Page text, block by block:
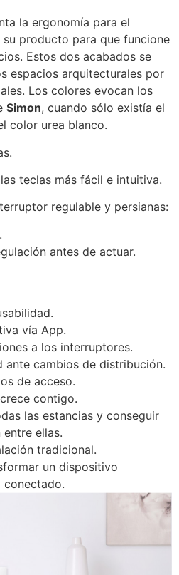
la ergonomía para el
producto para que funcione
Estos dos acabados se
espacios arquitecturales por
Los colores evocan los
Simon, cuando sólo existía el
color urea blanco.
teclas más fácil e intuitiva.
regulable y persianas:
antes de actuar.
vía App.
a los interruptores.
cambios de distribución.
de acceso.
contigo.
las estancias y conseguir
ellas.
tradicional.
un dispositivo
conectado.